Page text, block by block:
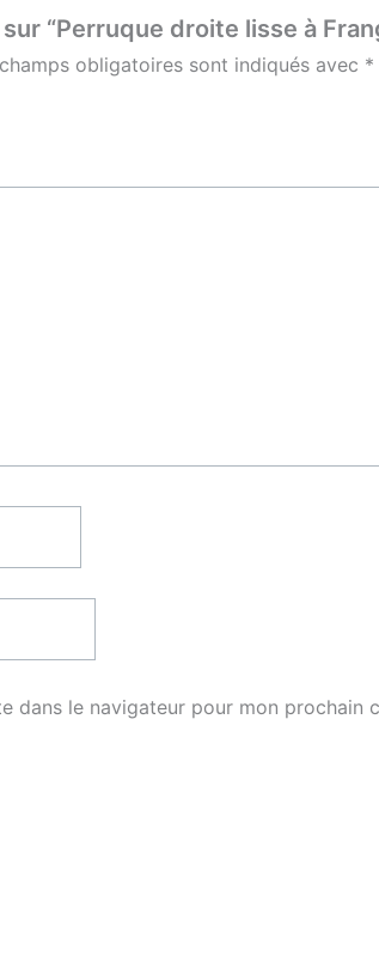
“Perruque droite lisse à
obligatoires sont indiqués avec *
dans le navigateur pour mon prochain